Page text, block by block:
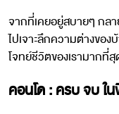
จากที่เคยอยู่สบายๆ กล
ไปเจาะลึกความต่างขอ
โจทย์ชีวิตของเรามากที่สุ
คอนโด : ครบ จบ ใ